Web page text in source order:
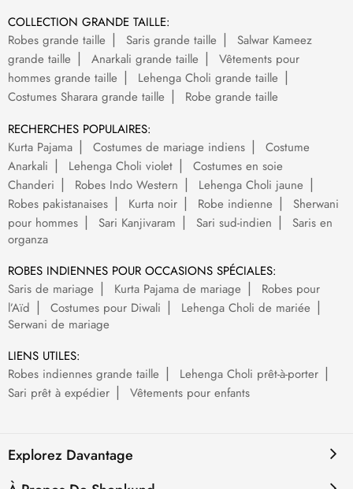
COLLECTION GRANDE TAILLE:
Robes grande taille
Saris grande taille
Salwar Kameez
grande taille
Anarkali grande taille
Vêtements pour
hommes grande taille
Lehenga Choli grande taille
Costumes Sharara grande taille
Robe grande taille
RECHERCHES POPULAIRES:
Kurta Pajama
Costumes de mariage indiens
Costume
Anarkali
Lehenga Choli violet
Costumes en soie
Chanderi
Robes Indo Western
Lehenga Choli jaune
Robes pakistanaises
Kurta noir Robe indienne
Sherwani
pour hommes
Sari Kanjivaram Sari sud-indien
Saris en
organza
ROBES INDIENNES POUR OCCASIONS SPÉCIALES:
Saris de mariage
Kurta Pajama de mariage
Robes pour
l’Aïd
Costumes pour Diwali
Lehenga Choli de mariée
Serwani de mariage
LIENS UTILES:
Robes indiennes grande taille
Lehenga Choli prêt-à-porter
Sari prêt à expédier
Vêtements pour enfants
Explorez Davantage